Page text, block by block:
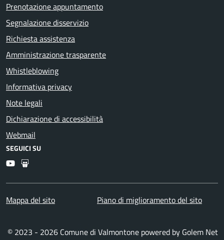
Prenotazione appuntamento
Segnalazione disservizio
Richiesta assistenza
Amministrazione trasparente
Whistleblowing
Informativa privacy
Note legali
Dichiarazione di accessibilità
Webmail
SEGUICI SU
YoutubeSlideshare
Mappa del sito Piano di miglioramento del sito
© 2023 - 2026 Comune di Valmontone powered by Golem Net